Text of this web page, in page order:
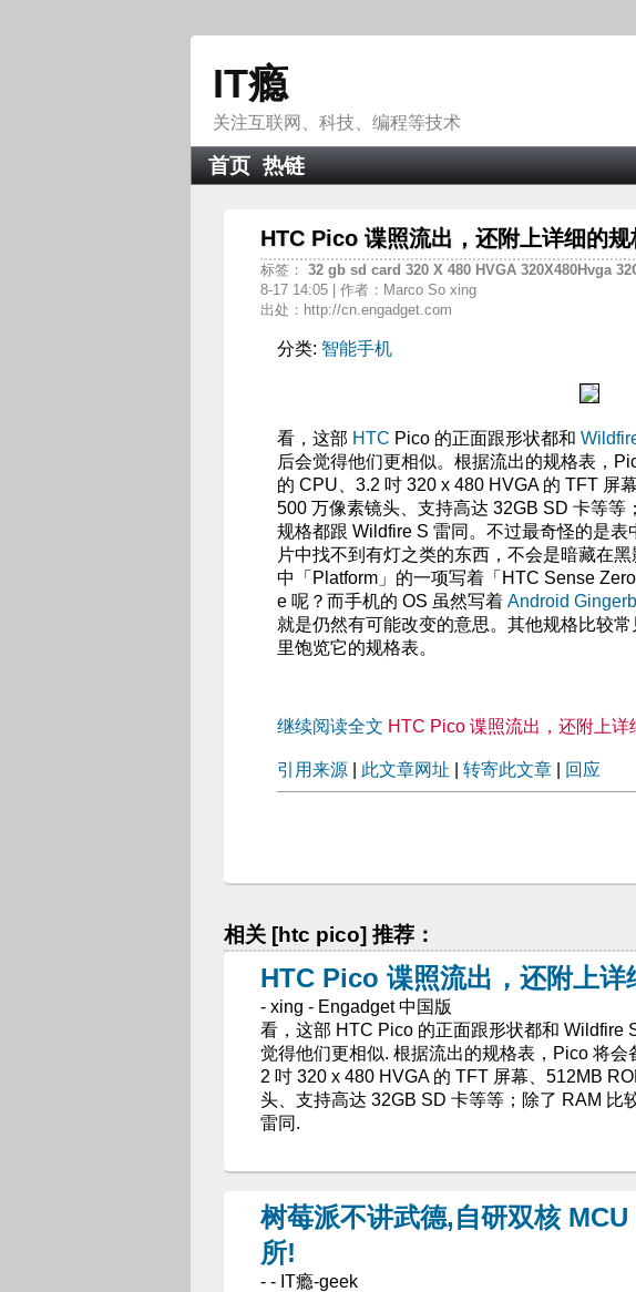
IT瘾
关注互联网、科技、编程等技术
首页 热链
HTC Pico 谍照流出，还附上详细的规
标签： 32 gb sd card 320 X 480 HVGA 320X480Hvga
8-17 14:05 | 作者：Marco So xing
出处：http://cn.engadget.com
分类: 智能手机
看，这部 HTC Pico 的正面跟形状都和
后会觉得他们更相似。根据流出的规格表，
的 CPU、3.2 吋 320 x 480 HVGA 的 TFT 屏
500 万像素镜头、支持高达 32GB SD 卡等等
规格都跟 Wildfire S 雷同。不过最奇怪的是
片中找不到有灯之类的东西，不会是暗藏在
中「Platform」的一项写着「HTC Sense
e 呢？而手机的 OS 虽然写着 Android
就是仍然有可能改变的意思。其他规格比较
里饱览它的规格表。
继续阅读全文 HTC Pico 谍照流出，还附上详
引用来源 此文章网址 转寄此文章 回应
相关 [htc pico] 推荐：
HTC Pico 谍照流出，还附上详
- xing - Engadget 中国版
看，这部 HTC Pico 的正面跟形状都和 Wildfire
觉得他们更相似. 根据流出的规格表，Pico 将
2 吋 320 x 480 HVGA 的 TFT 屏幕、512MB
头、支持高达 32GB SD 卡等等；除了 RAM 比
雷同.
树莓派不讲武德,自研双核
所!
- - IT瘾-geek